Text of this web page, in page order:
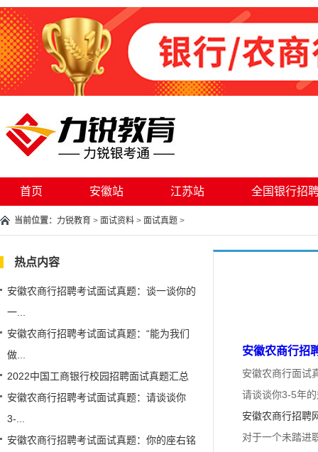
首页 安徽站 江苏站 全国银行招
当前位置： 力锐教育 > 面试资料 > 面试真题 >
热点内容
安徽农商行招聘考试面试真题：谈一谈你的
一...
安徽农商行招聘考试面试真题：“能为我们
做...
2022中国工商银行校园招聘面试真题汇总
安徽农商行招聘考试面试真题：请谈谈你
3-...
安徽农商行招聘考试面试真题：你的座右铭
安徽农商行招
安徽农商行面试
请谈谈你3-5年
安徽农商行招聘
对于一个未踏进